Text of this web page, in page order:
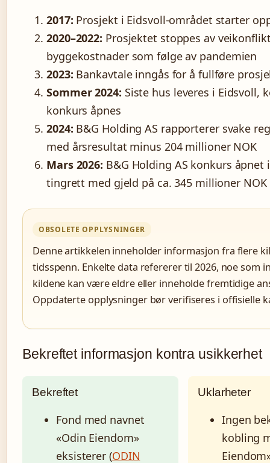
2017: Prosjekt i Eidsvoll-området starter
2020–2022: Prosjektet stoppes av
byggekostnader som følge av pandemien
2023: Bankavtale inngås for å fullføre
Sommer 2024: Siste hus leveres i Eidsvoll,
konkurs åpnes
2024: B&G Holding AS rapporterer svake
med årsresultat minus 204 millioner NOK
Mars 2026: B&G Holding AS konkurs åpnet
tingrett med gjeld på ca. 345 millioner NOK
OBSOLETE OPPLYSNINGER
Denne artikkelen inneholder informasjon fra flere
tidsspenn. Enkelte data refererer til 2026, noe som
kildene kan være eldre eller inneholde fremtidige
Oppdaterte opplysninger bør verifiseres i offisielle
Bekreftet informasjon kontra usikkerhet
Bekreftet
Fond med navnet
«Odin Eiendom»
eksisterer (ODIN
Uklarheter
Ingen
kobling